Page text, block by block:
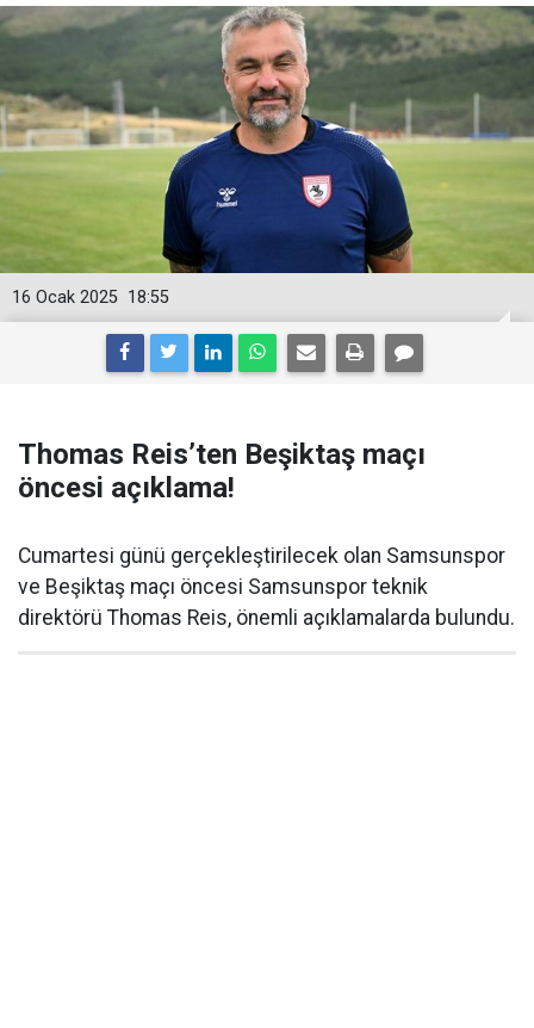
18:55
16 Ocak 2025
Thomas Reis’ten Beşiktaş maçı
öncesi açıklama!
Cumartesi günü gerçekleştirilecek olan Samsunspor
ve Beşiktaş maçı öncesi Samsunspor teknik
direktörü Thomas Reis, önemli açıklamalarda bulundu.